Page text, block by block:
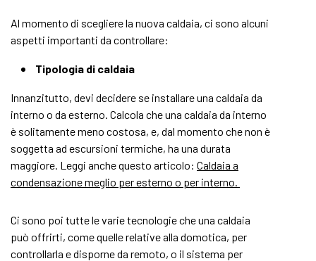
Al momento di scegliere la nuova caldaia, ci sono alcuni
aspetti importanti da controllare:
Tipologia di caldaia
Innanzitutto, devi decidere se installare una caldaia da
interno o da esterno. Calcola che una caldaia da interno
è solitamente meno costosa, e, dal momento che non è
soggetta ad escursioni termiche, ha una durata
maggiore. Leggi anche questo articolo: Caldaia a
condensazione meglio per esterno o per interno.
Ci sono poi tutte le varie tecnologie che una caldaia
può offrirti, come quelle relative alla domotica, per
controllarla e disporne da remoto, o il sistema per